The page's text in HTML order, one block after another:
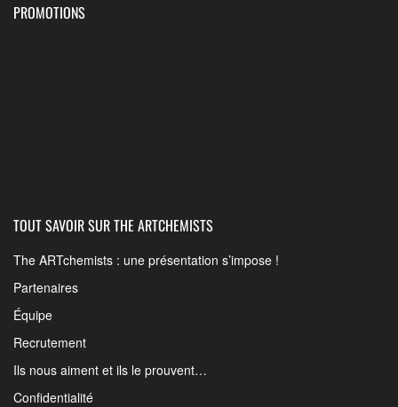
PROMOTIONS
TOUT SAVOIR SUR THE ARTCHEMISTS
The ARTchemists : une présentation s’impose !
Partenaires
Équipe
Recrutement
Ils nous aiment et ils le prouvent…
Confidentialité